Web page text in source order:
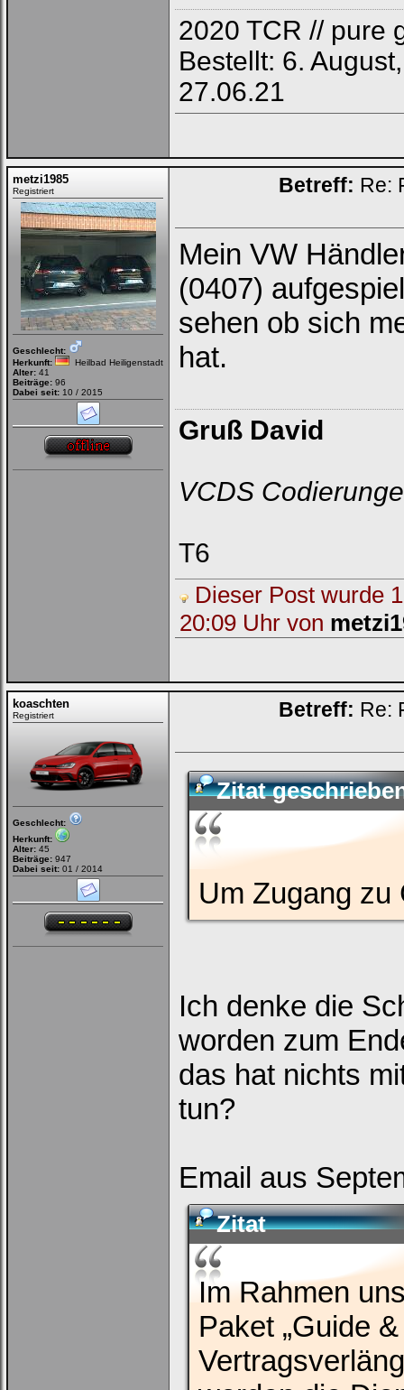
2020 TCR // pure
Bestellt: 6.
27.06.21
metzi1985
Registriert
Geschlecht:
Herkunft:
Heilbad Heiligenstadt
Alter: 41
Beiträge: 96
Dabei seit: 10 / 2015
Betreff: Re:
Mein VW
(0407)
sehen ob sich
hat.
Gruß David
VCDS
T6
Dieser Post wurde
20:09 Uhr von
koaschten
Registriert
Geschlecht:
Herkunft:
Alter: 45
Beiträge: 947
Dabei seit: 01 / 2014
Betreff: Re:
Zitat
Um Zugang zu
Ich denke die
worden zum
das hat nichts
tun?
Email aus
Zitat
Im Rahmen
Paket „Guide